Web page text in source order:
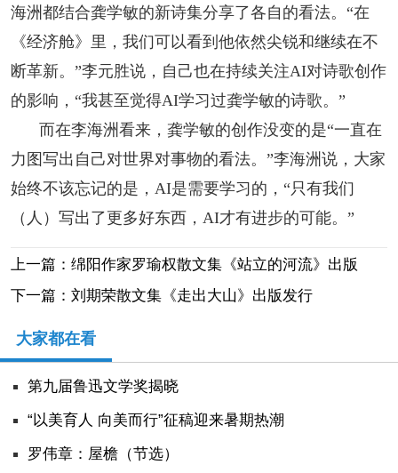
海洲都结合龚学敏的新诗集分享了各自的看法。“在
《经济舱》里，我们可以看到他依然尖锐和继续在不
断革新。”李元胜说，自己也在持续关注AI对诗歌创作
的影响，“我甚至觉得AI学习过龚学敏的诗歌。”
而在李海洲看来，龚学敏的创作没变的是“一直在
力图写出自己对世界对事物的看法。”李海洲说，大家
始终不该忘记的是，AI是需要学习的，“只有我们
（人）写出了更多好东西，AI才有进步的可能。”
上一篇：绵阳作家罗瑜权散文集《站立的河流》出版
下一篇：刘期荣散文集《走出大山》出版发行
大家都在看
第九届鲁迅文学奖揭晓
“以美育人 向美而行”征稿迎来暑期热潮
罗伟章：屋檐（节选）